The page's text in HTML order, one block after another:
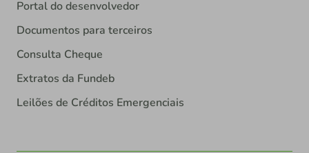
Portal do desenvolvedor
Documentos para terceiros
Consulta Cheque
Extratos da Fundeb
Leilões de Créditos Emergenciais